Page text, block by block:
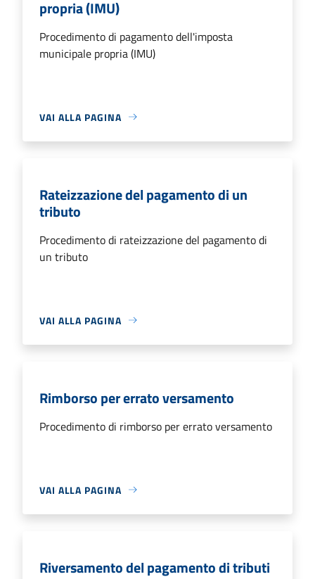
propria (IMU)
Procedimento di pagamento dell'imposta
municipale propria (IMU)
VAI ALLA PAGINA
Rateizzazione del pagamento di un
tributo
Procedimento di rateizzazione del pagamento di
un tributo
VAI ALLA PAGINA
Rimborso per errato versamento
Procedimento di rimborso per errato versamento
VAI ALLA PAGINA
Riversamento del pagamento di tributi